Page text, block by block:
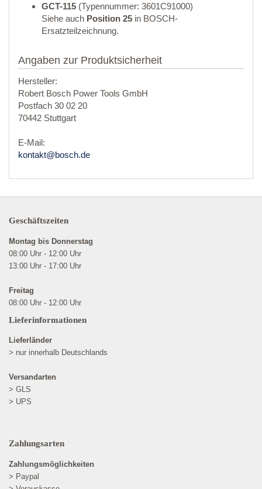
GCT-115 (Typennummer: 3601C91000)
Siehe auch Position 25 in BOSCH-
Ersatzteilzeichnung.
Angaben zur Produktsicherheit
Hersteller:
Robert Bosch Power Tools GmbH
Postfach 30 02 20
70442 Stuttgart
E-Mail:
kontakt@bosch.de
Geschäftszeiten
Montag bis Donnerstag
08:00 Uhr - 12:00 Uhr
13:00 Uhr - 17:00 Uhr
Freitag
08:00 Uhr - 12:00 Uhr
Lieferinformationen
Lieferländer
> nur innerhalb Deutschlands
Versandarten
> GLS
> UPS
Zahlungsarten
Zahlungsmöglichkeiten
> Paypal